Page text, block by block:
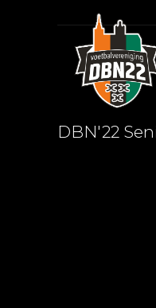
DBN'22